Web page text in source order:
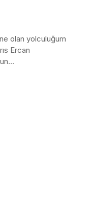
olan yolculuğum
Ercan